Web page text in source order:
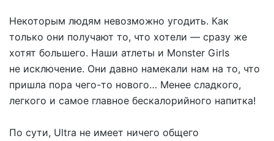
Некоторым людям невозможно угодить. Как
только они получают то, что хотели — сразу же
хотят большего. Наши атлеты и Monster Girls
не исключение. Они давно намекали нам на то, что
пришла пора чего-то нового… Менее сладкого,
легкого и самое главное бескалорийного напитка!
По сути, Ultra не имеет ничего общего